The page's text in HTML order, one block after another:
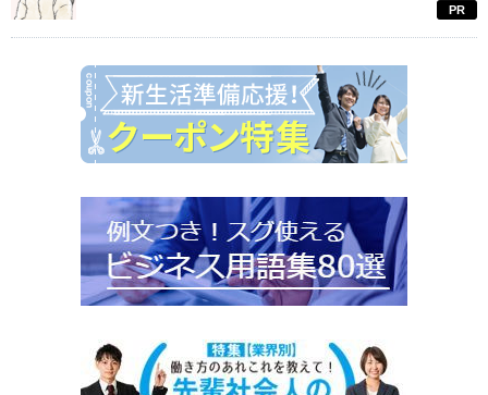
PR